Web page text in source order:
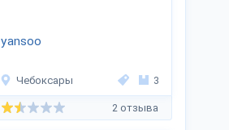
yansoo
Чебоксары 3
2 отзыва